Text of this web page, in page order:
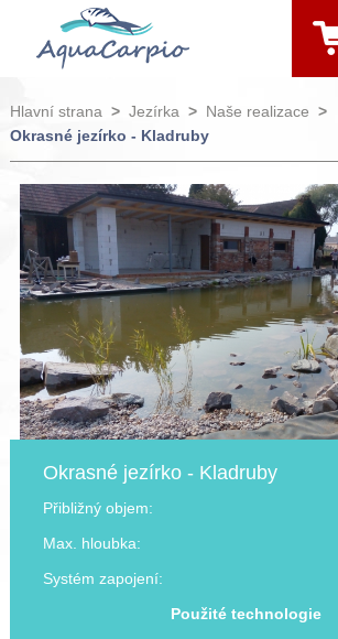
Hlavní strana > Jezírka > Naše realizace >
Okrasné jezírko - Kladruby
Okrasné jezírko - Kladruby
Přibližný objem:
Max. hloubka:
Systém zapojení:
Použité technologie